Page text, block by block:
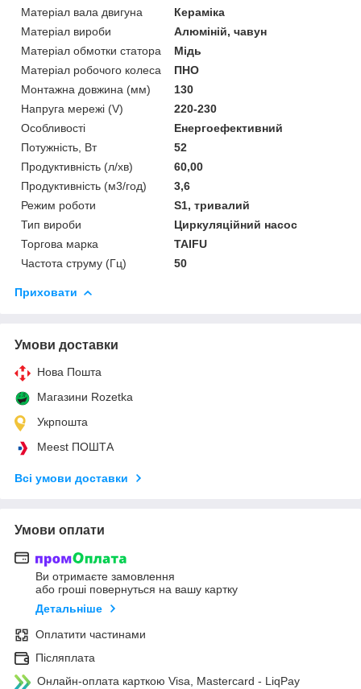
Матеріал вала двигуна
Кераміка
Матеріал вироби
Алюміній, чавун
Матеріал обмотки статора
Мідь
Матеріал робочого колеса
ПНО
Монтажна довжина (мм)
130
Напруга мережі (V)
220-230
Особливості
Енергоефективний
Потужність, Вт
52
Продуктивність (л/хв)
60,00
Продуктивність (м3/год)
3,6
Режим роботи
S1, тривалий
Тип вироби
Циркуляційний насос
Торгова марка
TAIFU
Частота струму (Гц)
50
Приховати
Умови доставки
Нова Пошта
Магазини Rozetka
Укрпошта
Meest ПОШТА
Всі умови доставки
Умови оплати
Ви отримаєте замовлення
або гроші повернуться на вашу картку
Детальніше
Оплатити частинами
Післяплата
Онлайн-оплата карткою Visa, Mastercard - LiqPay